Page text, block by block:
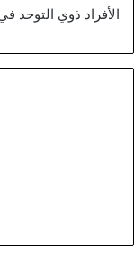
الأفراد ذوي التوحد